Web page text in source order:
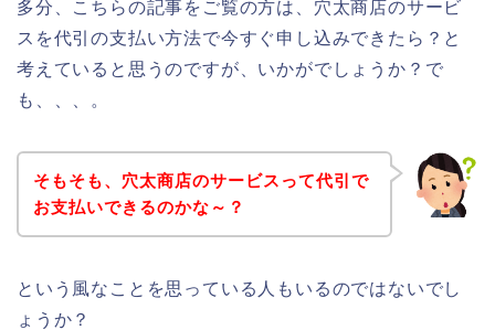
多分、こちらの記事をご覧の方は、穴太商店のサービ
スを代引の支払い方法で今すぐ申し込みできたら？と
考えていると思うのですが、いかがでしょうか？で
も、、、。
そもそも、穴太商店のサービスって代引で
お支払いできるのかな～？
という風なことを思っている人もいるのではないでし
ょうか？